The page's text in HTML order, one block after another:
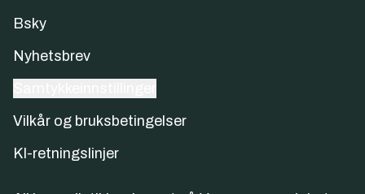
Bsky
Nyhetsbrev
Vilkår og bruksbetingelser
KI-retningslinjer